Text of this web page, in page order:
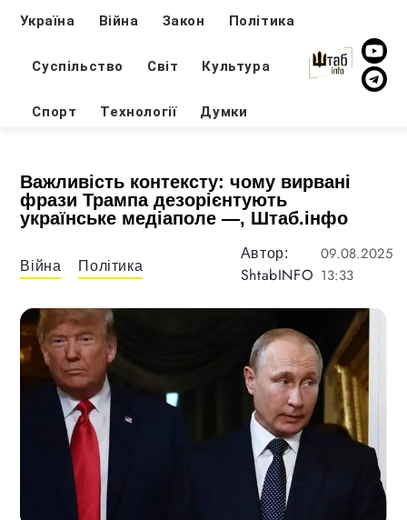
Україна Війна Закон Політика
Суспільство Світ Культура
Спорт Технології Думки
Важливість контексту: чому вирвані
фрази Трампа дезорієнтують
українське медіаполе —, Штаб.інфо
Війна Політика
Автор:
ShtabINFO
09.08.2025
13:33